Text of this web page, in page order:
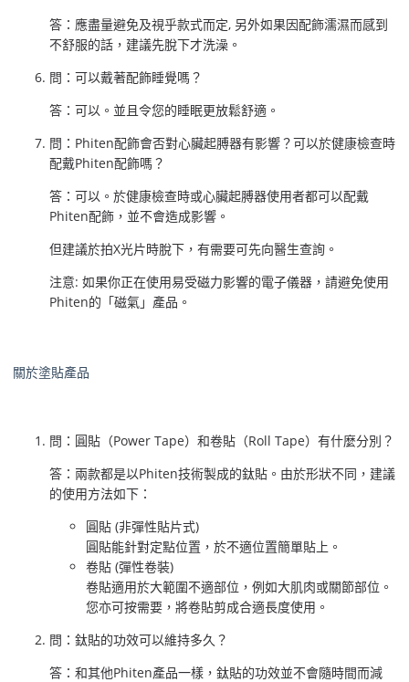
答：應盡量避免及視乎款式而定, 另外如果因配飾濡濕而感到
不舒服的話，建議先脫下才洗澡。
問：可以戴著配飾睡覺嗎？
答：可以。並且令您的睡眠更放鬆舒適。
問：Phiten配飾會否對心臟起膊器有影響？可以於健康檢查時
配戴Phiten配飾嗎？
答：可以。於健康檢查時或心臟起膊器使用者都可以配戴
Phiten配飾，並不會造成影響。
但建議於拍X光片時脫下，有需要可先向醫生查詢。
注意: 如果你正在使用易受磁力影響的電子儀器，請避免使用
Phiten的「磁氣」產品。
關於塗貼產品
問：圓貼（Power Tape）和卷貼（Roll Tape）有什麼分別？
答：兩款都是以Phiten技術製成的鈦貼。由於形狀不同，建議
的使用方法如下：
圓貼 (非彈性貼片式)
圓貼能針對定點位置，於不適位置簡單貼上。
卷貼 (彈性卷裝)
卷貼適用於大範圍不適部位，例如大肌肉或關節部位。
您亦可按需要，將卷貼剪成合適長度使用。
問：鈦貼的功效可以維持多久？
答：和其他Phiten產品一樣，鈦貼的功效並不會隨時間而減